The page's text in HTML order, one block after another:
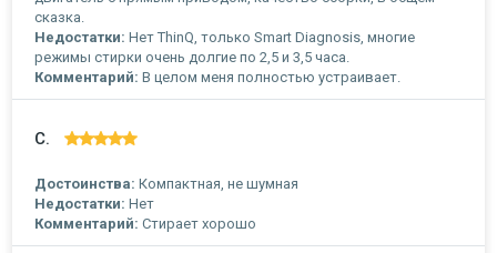
сказка.
Недостатки: Нет ThinQ, только Smart Diagnosis, многие
режимы стирки очень долгие по 2,5 и 3,5 часа.
Комментарий: В целом меня полностью устраивает.
С.
Достоинства: Компактная, не шумная
Недостатки: Нет
Комментарий: Стирает хорошо